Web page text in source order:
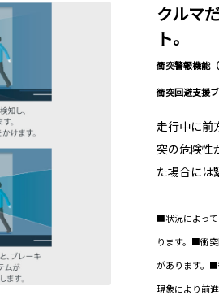
クルマ
ト。
衝突警報機能
衝突回避支援
走行中に前
突の危険性
た場合には
■状況によっ
ります。■衝
があります。■
現象により前